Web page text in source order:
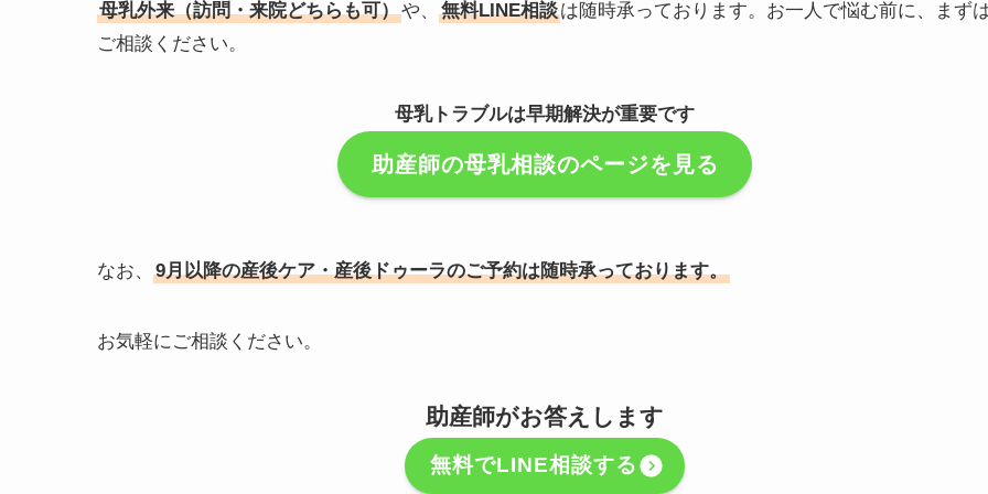
母乳外来（訪問・来院どちらも可）や、 無料LINE相談は随時承っております。お一人で悩む前に、まず
ご相談ください。
母乳トラブルは早期解決が重要です
助産師の母乳相談のページを見る
なお、 9月以降の産後ケア・産後ドゥーラのご予約は随時承っております。
お気軽にご相談ください。
助産師がお答えします
無料でLINE相談する